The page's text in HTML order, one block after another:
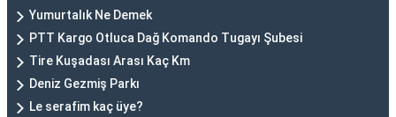
Yumurtalık Ne Demek
PTT Kargo Otluca Dağ Komando Tugayı Şubesi
Tire Kuşadası Arası Kaç Km
Deniz Gezmiş Parkı
Le serafim kaç üye?